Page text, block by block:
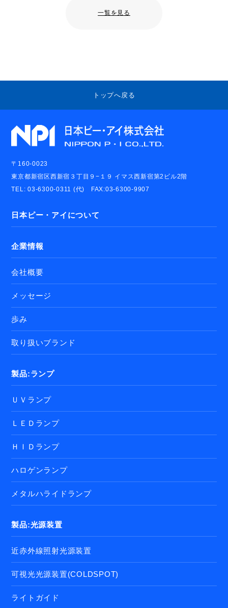
一覧を見る
トップへ戻る
〒160-0023
東京都新宿区西新宿３丁目９−１９ イマス西新宿第2ビル2階
TEL: 03-6300-0311 (代) FAX:03-6300-9907
日本ピー・アイについて
企業情報
会社概要
メッセージ
歩み
取り扱いブランド
製品:ランプ
ＵＶランプ
ＬＥＤランプ
ＨＩＤランプ
ハロゲンランプ
メタルハライドランプ
製品:光源装置
近赤外線照射光源装置
可視光光源装置(COLDSPOT)
ライトガイド